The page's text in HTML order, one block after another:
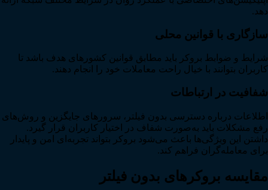
دهد.
سازگاری با قوانین محلی
شرایط و ضوابط بروکر باید مطابق قوانین کشورهای هدف باشد تا
کاربران بتوانند با خیال راحت معاملات خود را انجام دهند.
شفافیت در ارتباطات
اطلاعات درباره دسترسی بدون فیلتر، سرورهای جایگزین و روش‌های
رفع مشکلات باید به‌صورت شفاف در اختیار کاربران قرار گیرد.
داشتن این ویژگی‌ها باعث می‌شود بروکر بتواند تجربه‌ای امن و پایدار
برای معامله‌گران فراهم کند.
مقایسه بروکرهای بدون فیلتر